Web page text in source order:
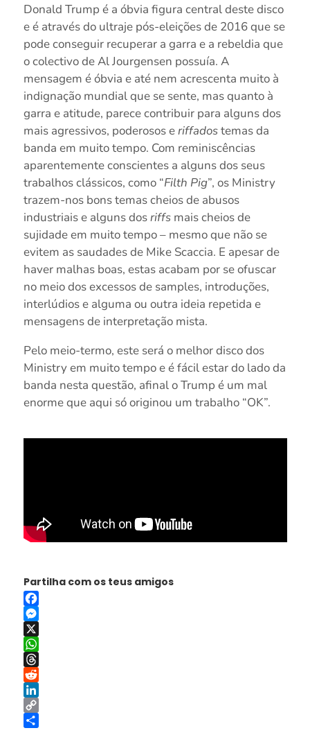
Donald Trump é a óbvia figura central deste disco
e é através do ultraje pós-eleições de 2016 que se
pode conseguir recuperar a garra e a rebeldia que
o colectivo de Al Jourgensen possuía. A
mensagem é óbvia e até nem acrescenta muito à
indignação mundial que se sente, mas quanto à
garra e atitude, parece contribuir para alguns dos
mais agressivos, poderosos eriffadostemas da
banda em muito tempo. Com reminiscências
aparentemente conscientes a alguns dos seus
trabalhos clássicos, como “Filth Pig”, os Ministry
trazem-nos bons temas cheios de abusos
industriais e alguns dosriffsmais cheios de
sujidade em muito tempo – mesmo que não se
evitem as saudades de Mike Scaccia. E apesar de
haver malhas boas, estas acabam por se ofuscar
no meio dos excessos de samples, introduções,
interlúdios e alguma ou outra ideia repetida e
mensagens de interpretação mista.
Pelo meio-termo, este será o melhor disco dos
Ministry em muito tempo e é fácil estar do lado da
banda nesta questão, afinal o Trump é um mal
enorme que aqui só originou um trabalho “OK”.
Partilha com os teus amigos
Facebook
Messenger
X
WhatsApp
Threads
Reddit
LinkedIn
Copy